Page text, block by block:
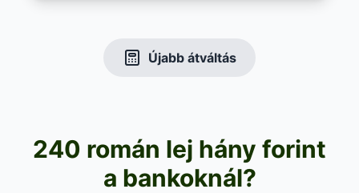
Újabb átváltás
240 román lej hány forint
a bankoknál?